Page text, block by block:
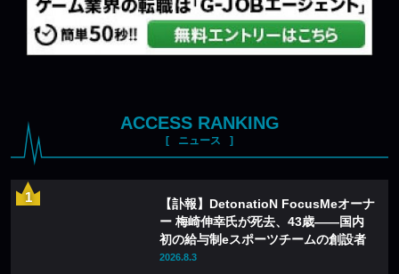
ACCESS RANKING
ニュース
【訃報】DetonatioN FocusMeオーナ
ー 梅崎伸幸氏が死去、43歳——国内
初の給与制eスポーツチームの創設者
2026.8.3